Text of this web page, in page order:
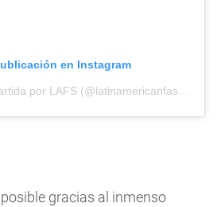
en Instagram
gracias al inmenso